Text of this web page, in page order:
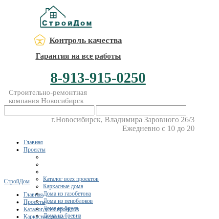
Контроль качества
Гарантия на все работы
8-913-915-0250
Строительно-ремонтная
компания Новосибирск
г.Новосибирск, Владимира Заровного 26/3
Ежедневно с 10 до 20
Главная
Проекты
Каталог всех проектов
Каркасные дома
Дома из газобетона
Дома из пеноблоков
Дома из бруса
Дома из бревна
СтройДом
Главная
Проекты
Каталог всех проектов
Каркасные дома